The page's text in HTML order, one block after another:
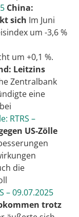
China:
sich Im Juni
um -3,6 %
um +0,1 %.
Leitzins
Zentralbank
eine
RTRS –
US-Zölle
die
– 09.07.2025
trotz